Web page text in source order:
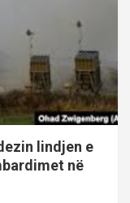
lindjen e
në